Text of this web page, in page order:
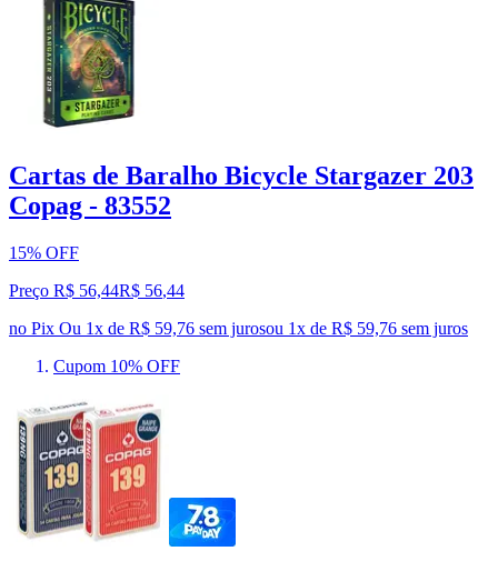
Cartas de Baralho Bicycle Stargazer 203
Copag - 83552
15% OFF
Preço R$ 56,44R$ 56,44
no Pix Ou 1x de R$ 59,76 sem jurosou 1x de R$ 59,76 sem juros
Cupom 10% OFF